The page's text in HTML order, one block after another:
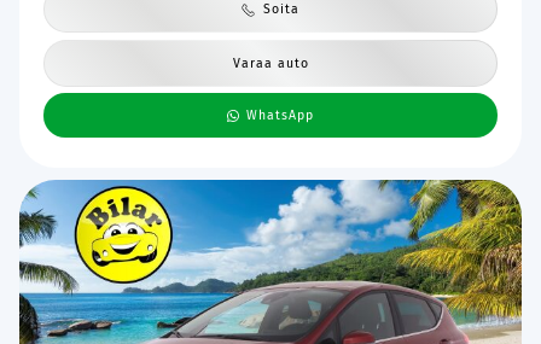
Soita
Varaa auto
WhatsApp